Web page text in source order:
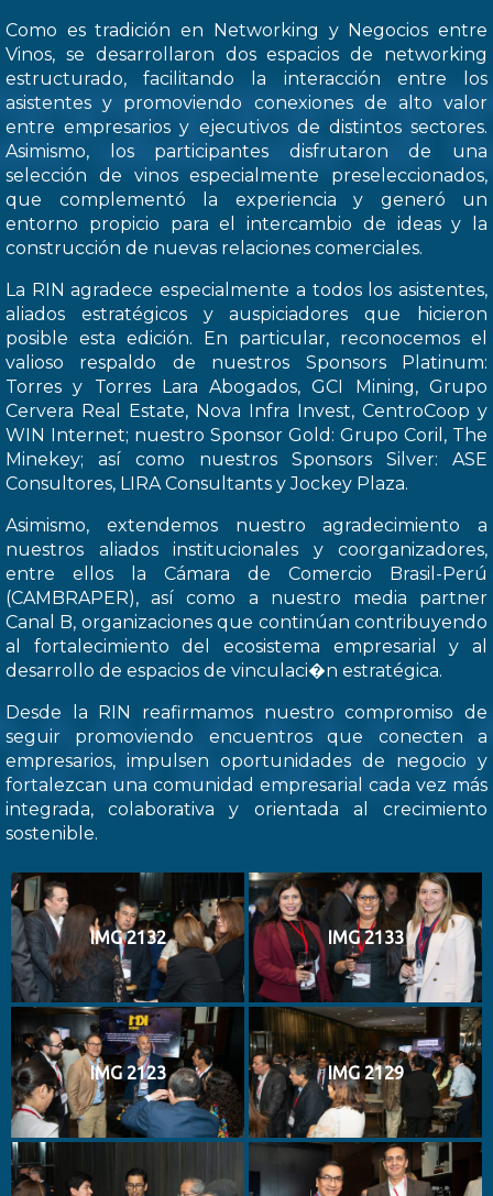
Como es tradición en Networking y Negocios entre
Vinos, se desarrollaron dos espacios de networking
estructurado, facilitando la interacción entre los
asistentes y promoviendo conexiones de alto valor
entre empresarios y ejecutivos de distintos sectores.
Asimismo, los participantes disfrutaron de una
selección de vinos especialmente preseleccionados,
que complementó la experiencia y generó un
entorno propicio para el intercambio de ideas y la
construcción de nuevas relaciones comerciales.
La RIN agradece especialmente a todos los asistentes,
aliados estratégicos y auspiciadores que hicieron
posible esta edición. En particular, reconocemos el
valioso respaldo de nuestros Sponsors Platinum:
Torres y Torres Lara Abogados, GCI Mining, Grupo
Cervera Real Estate, Nova Infra Invest, CentroCoop y
WIN Internet; nuestro Sponsor Gold: Grupo Coril, The
Minekey; así como nuestros Sponsors Silver: ASE
Consultores, LIRA Consultants y Jockey Plaza.
Asimismo, extendemos nuestro agradecimiento a
nuestros aliados institucionales y coorganizadores,
entre ellos la Cámara de Comercio Brasil-Perú
(CAMBRAPER), así como a nuestro media partner
Canal B, organizaciones que continúan contribuyendo
al fortalecimiento del ecosistema empresarial y al
desarrollo de espacios de vinculaci�n estratégica.
Desde la RIN reafirmamos nuestro compromiso de
seguir promoviendo encuentros que conecten a
empresarios, impulsen oportunidades de negocio y
fortalezcan una comunidad empresarial cada vez más
integrada, colaborativa y orientada al crecimiento
sostenible.
IMG 2132 IMG 2133
IMG 2123 IMG 2129